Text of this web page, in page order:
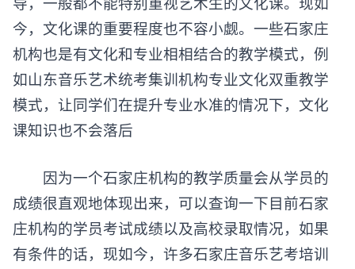
今，文化课的重要程度也不容小觑。一些石家庄
机构也是有文化和专业相相结合的教学模式，例
如山东音乐艺术统考集训机构专业文化双重教学
模式，让同学们在提升专业水准的情况下，文化
课知识也不会落后
因为一个石家庄机构的教学质量会从学员的
成绩很直观地体现出来，可以查询一下目前石家
庄机构的学员考试成绩以及高校录取情况，如果
有条件的话，现如今，许多石家庄音乐艺考培训